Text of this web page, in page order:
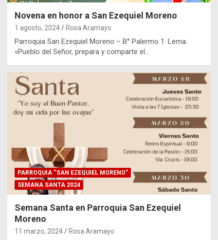
Novena en honor a San Ezequiel Moreno
1 agosto, 2024 Rosa Aramayo
Parroquia San Ezequiel Moreno – B° Palermo 1. Lema:
«Pueblo del Señor, prepara y comparte el…
PARROQUIA “SAN EZEQUIEL MORENO”
SEMANA SANTA 2024
Semana Santa en Parroquia San Ezequiel
Moreno
11 marzo, 2024 Rosa Aramayo